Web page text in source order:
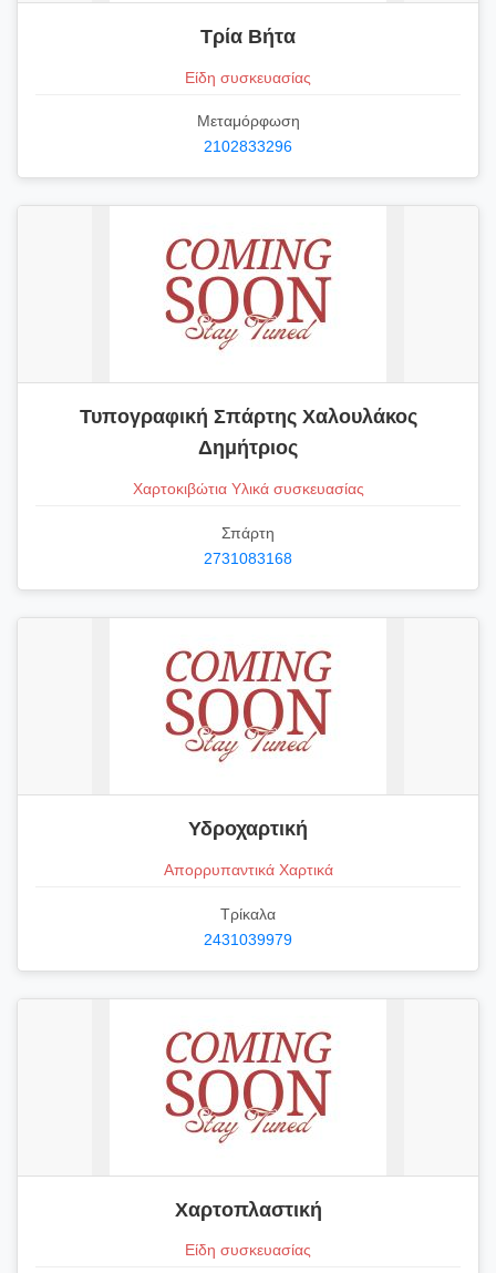
Τρία Βήτα
Είδη συσκευασίας
Μεταμόρφωση
2102833296
Τυπογραφική Σπάρτης Χαλουλάκος
Δημήτριος
Χαρτοκιβώτια Υλικά συσκευασίας
Σπάρτη
2731083168
Υδροχαρτική
Απορρυπαντικά Χαρτικά
Τρίκαλα
2431039979
Χαρτοπλαστική
Είδη συσκευασίας